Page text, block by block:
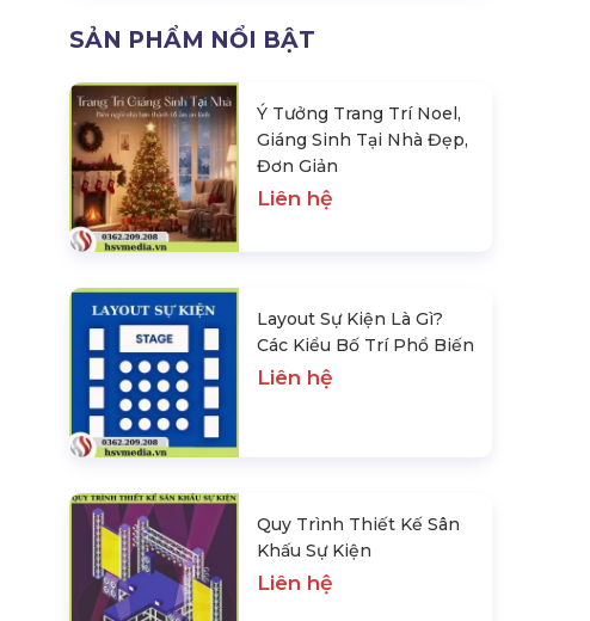
SẢN PHẨM NỔI BẬT
Ý Tưởng Trang Trí Noel,
Giáng Sinh Tại Nhà Đẹp,
Đơn Giản
Liên hệ
Layout Sự Kiện Là Gì?
Các Kiểu Bố Trí Phổ Biến
Liên hệ
Quy Trình Thiết Kế Sân
Khấu Sự Kiện
Liên hệ